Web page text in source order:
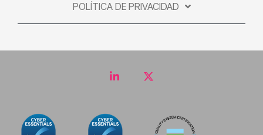
POLÍTICA DE PRIVACIDAD
LinkedIn